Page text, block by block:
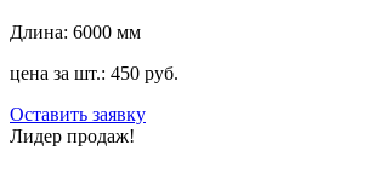
Длина: 6000 мм
цена за шт.: 450 руб.
Оставить заявку
Лидер продаж!